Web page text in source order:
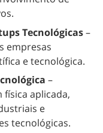
Tecnológicas–
empresas
e tecnológica.
–
física aplicada,
e
tecnológicas.